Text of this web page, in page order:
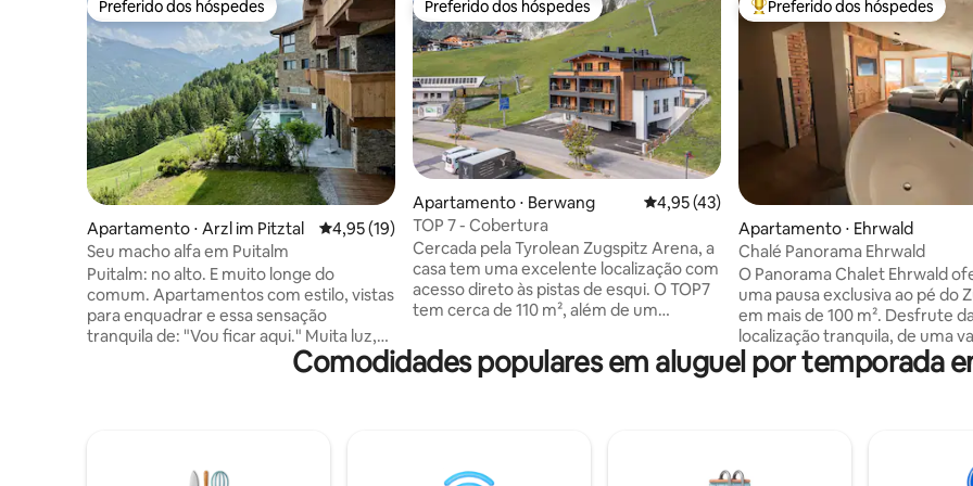
Preferido dos hóspedes
Preferido dos hóspedes
Apartamento ⋅ Arzl im Pitztal 4,95 de uma avaliação média de 5, 19 avaliações
4,95 (19)
Seu macho alfa em Puitalm
Puitalm: no alto. E muito longe do
comum. Apartamentos com estilo, vistas
para enquadrar e essa sensação
tranquila de: "Vou ficar aqui." Muita luz,
bom design, pensado nos mínimos
detalhes – e sim, cada unidade tem sua
panorâmica, banho de vapor, áreas de
Preferido dos hóspedes
Preferido dos hóspedes
Apartamento ⋅ Berwang 4,95 de uma avaliação média de 5, 43
4,95 (43)
TOP 7 - Cobertura
Cercada pela Tyrolean Zugspitz Arena, a
casa tem uma excelente localização com
acesso direto às pistas de esqui. O TOP7
tem cerca de 110 m², além de um
exclusivo é mobiliado em um estilo alpino
moderno. A propriedade tem 4 quartos,
permitidos. Sem custos adicionais:
Entre os melhores preferidos
Preferido dos hóspedes
Apartamento ⋅ Ehrwald
Chalé Panorama Ehrwald
O Panorama Chalet Ehrwald
uma pausa exclusiva ao pé do
em mais de 100 m². Desfrute
localização tranquila, de uma
ensolarada com vista para a
de um oásis de bem-estar
elementos de madeira -
designer e cama box spring
Comodidades populares em aluguel por temporada